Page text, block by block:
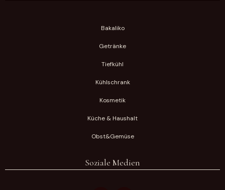
Bakaliko
Getränke
Tiefkühl
Kühlschrank
Kosmetik
Küche & Haushalt
Obst&Gemüse
Soziale Medien